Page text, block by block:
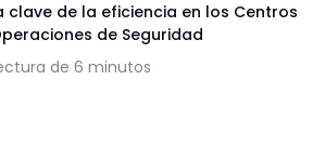
clave de la eficiencia en los Centros
de Seguridad
de 6 minutos